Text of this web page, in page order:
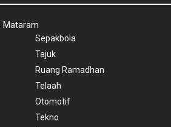
Mataram
Sepakbola
Tajuk
Ruang Ramadhan
Telaah
Otomotif
Tekno